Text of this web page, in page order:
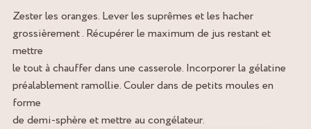
Zester les oranges. Lever les suprêmes et les hacher
grossièrement . Récupérer le maximum de jus restant et
mettre
le tout à chauffer dans une casserole. Incorporer la gélatine
préalablement ramollie. Couler dans de petits moules en
forme
de demi-sphère et mettre au congélateur.